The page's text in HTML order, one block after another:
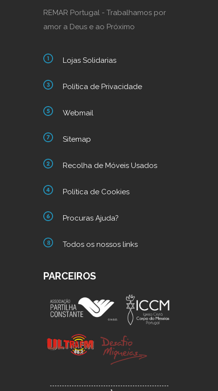
REMAR Portugal - Trabalhamos por
amor a Deus e ao Próximo
Lojas Solidarias
Política de Privacidade
Webmail
Sitemap
Recolha de Móveis Usados
Política de Cookies
Procuras Ajuda?
Todos os nossos links
PARCEIROS